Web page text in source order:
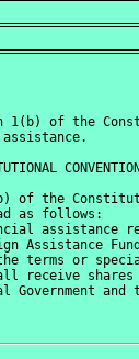
1(b) of the
the
as follows:
assistance
Assistance
terms or
receive
Government